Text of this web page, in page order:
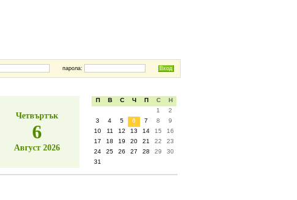
парола:
Четвъртък
6
Август 2026
П В С Ч П С
Н
1
2
3
4 5 6 7 8
9
10
11 12 13 14 15
16
17
18 19 20 21 22
23
24
25 26 27 28 29
30
31